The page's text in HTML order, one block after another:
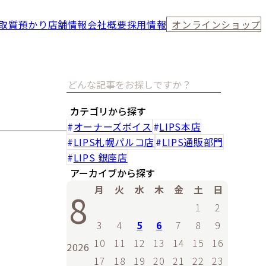
質預かり 店舗情報会社概要採用情報 オンラインショップ
カテゴリから探す
オーナーズボイス
LIPS本店
LIPS札幌パルコ店
LIPS通販部門
LIPS 銀座店
アーカイブから探す
8
2026
月 火 水 木 金 土
日
1
2
3
4 5 6 7 8
9
10
11 12 13 14 15
16
17
18 19 20 21 22 23